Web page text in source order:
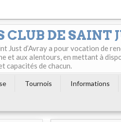
CLUB DE SAINT
Just d’Avray a pour vocation de
et aux alentours, en mettant à
capacités de chacun.
Tournois Informations